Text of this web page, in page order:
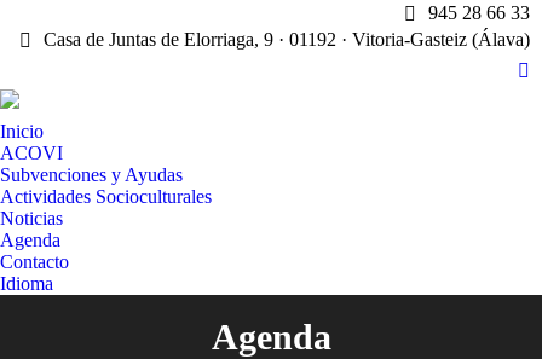
945 28 66 33
Casa de Juntas de Elorriaga, 9 · 01192 · Vitoria-Gasteiz (Álava)
X
Inicio
ACOVI
Subvenciones y Ayudas
Actividades Socioculturales
Noticias
Agenda
Contacto
Idioma
Agenda
Estás aquí:
12:00 am
2:00 am
3:00 am